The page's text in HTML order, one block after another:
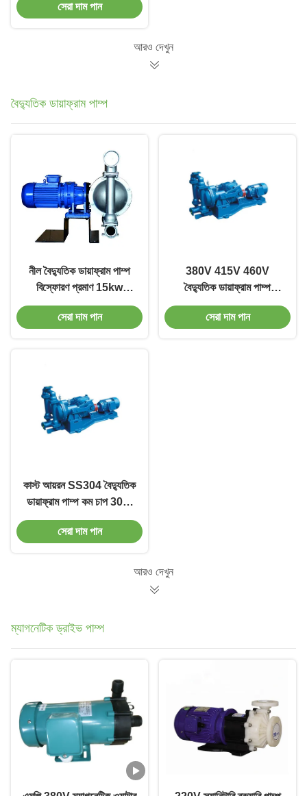
সেরা দাম পান
আরও দেখুন
বৈদ্যুতিক ডায়াফ্রাম পাম্প
নীল বৈদ্যুতিক ডায়াফ্রাম পাম্প
বিস্ফোরণ প্রমাণ 15kw
ডায়াফ্রাম জল পাম্প
সেরা দাম পান
380V 415V 460V
বৈদ্যুতিক ডায়াফ্রাম পাম্প
0.75kw-15kw উচ্চ দক্ষতা
সেরা দাম পান
কাস্ট আয়রন SS304 বৈদ্যুতিক
ডায়াফ্রাম পাম্প কম চাপ 30m
হেড
সেরা দাম পান
আরও দেখুন
ম্যাগনেটিক ড্রাইভ পাম্প